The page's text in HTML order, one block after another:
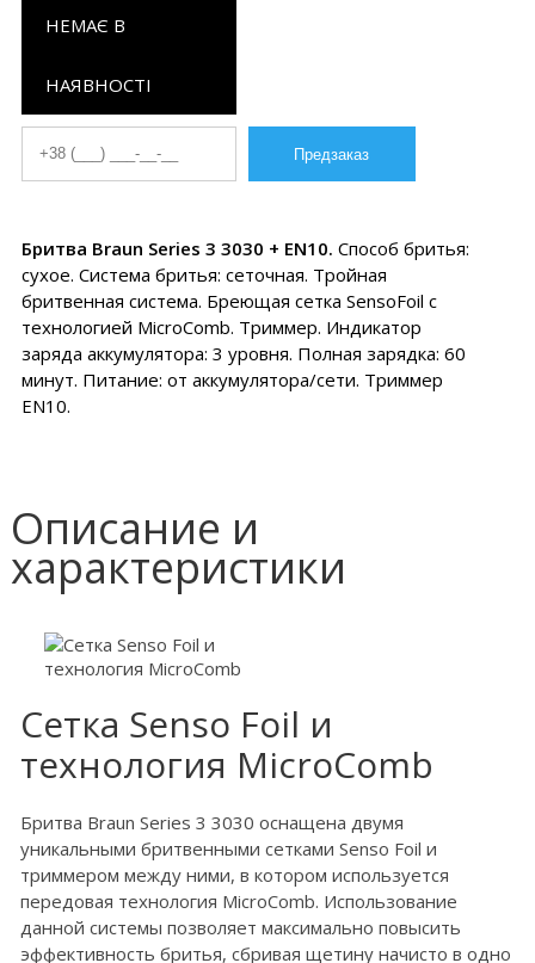
НЕМАЄ В
НАЯВНОСТІ
Бритва Braun Series 3 3030 + EN10. Способ бритья:
сухое. Система бритья: сеточная. Тройная
бритвенная система. Бреющая сетка SensoFoil с
технологией MicroComb. Триммер. Индикатор
заряда аккумулятора: 3 уровня. Полная зарядка: 60
минут. Питание: от аккумулятора/сети. Триммер
EN10.
Описание и
характеристики
Cетка Senso Foil и
технология MicroComb
Бритва Braun Series 3 3030 оснащена двумя
уникальными бритвенными сетками Senso Foil и
триммером между ними, в котором используется
передовая технология MicroComb. Использование
данной системы позволяет максимально повысить
эффективность бритья, сбривая щетину начисто в одно